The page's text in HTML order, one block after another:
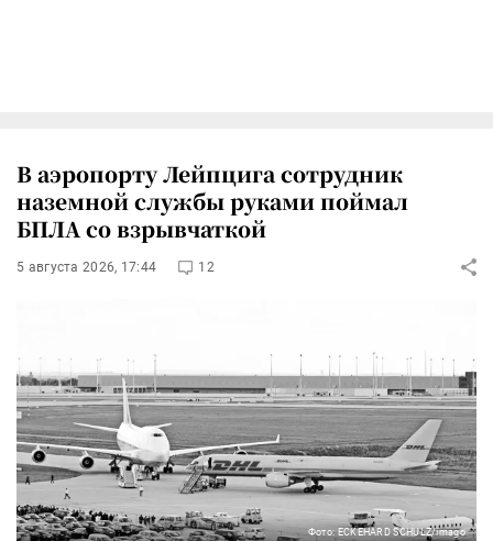
В аэропорту Лейпцига сотрудник
наземной службы руками поймал
БПЛА со взрывчаткой
5 августа 2026, 17:44 12
Фото: ECKEHARD SCHULZ/imago